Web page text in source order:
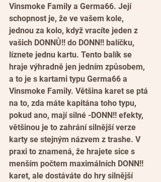
Vinsmoke Family a Germa66. Její
schopnost je, že ve vašem kole,
jednou za kolo, když vracíte jeden z
vašich DONNŮ!! do DONN!! balíčku,
líznete jednu kartu. Tento balík se
hraje výhradně jen jedním způsobem,
a to je s kartami typu Germa66 a
Vinsmoke Family. Většina karet se ptá
na to, zda máte kapitána toho typu,
pokud ano, mají silné -DONN!! efekty,
většinou je to zahrání silnější verze
karty se stejným názvem z trashe. V
praxi to znamená, že hrajete sice s
menším počtem maximálních DONN!!
karet, ale dostáváte do hry silnější